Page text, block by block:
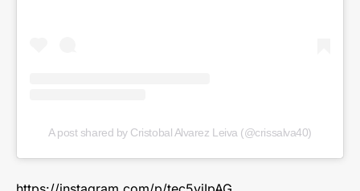
A post shared by Cristobal Alvarez Leiva (@crissalva40)